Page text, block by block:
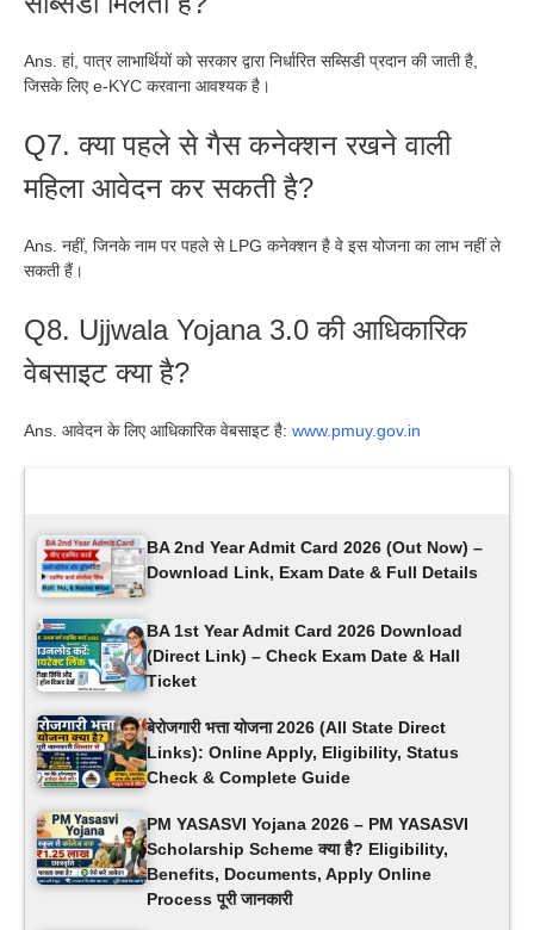
Ans. हां, पात्र लाभार्थियों को सरकार द्वारा निर्धारित सब्सिडी प्रदान की जाती है,
जिसके लिए e-KYC करवाना आवश्यक है।
Q7. क्या पहले से गैस कनेक्शन रखने वाली
महिला आवेदन कर सकती है?
Ans. नहीं, जिनके नाम पर पहले से LPG कनेक्शन है वे इस योजना का लाभ नहीं ले
सकती हैं।
Q8. Ujjwala Yojana 3.0 की आधिकारिक
वेबसाइट क्या है?
Ans. आवेदन के लिए आधिकारिक वेबसाइट है: www.pmuy.gov.in
BA 2nd Year Admit Card 2026 (Out Now) –
Download Link, Exam Date & Full Details
BA 1st Year Admit Card 2026 Download
(Direct Link) – Check Exam Date & Hall
Ticket
बेरोजगारी भत्ता योजना 2026 (All State Direct
Links): Online Apply, Eligibility, Status
Check & Complete Guide
PM YASASVI Yojana 2026 – PM YASASVI
Scholarship Scheme क्या है? Eligibility,
Benefits, Documents, Apply Online
Process पूरी जानकारी